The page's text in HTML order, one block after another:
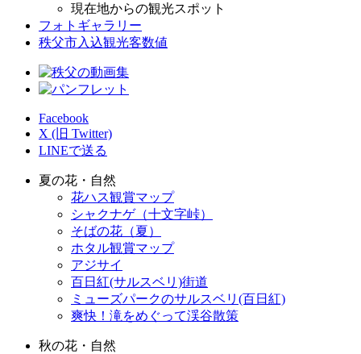
現在地からの観光スポット
フォトギャラリー
秩父市入込観光客数値
Facebook
X (旧 Twitter)
LINEで送る
夏の花・自然
花ハス観賞マップ
シャクナゲ（十文字峠）
そばの花（夏）
ホタル観賞マップ
アジサイ
百日紅(サルスベリ)街道
ミューズパークのサルスベリ(百日紅)
爽快！滝をめぐって渓谷散策
秋の花・自然